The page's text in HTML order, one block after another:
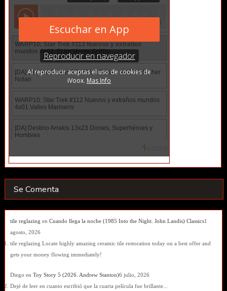
Se Comenta
tile reglazing en Cuando llega la noche (1985 Into the Night. John Landis) Classics1
agosto, 2026
tile reglazing Locate highly amazing ceramic tile restoration today on a best offer and
gets your money flowing immediately!
Diego en Toy Story 5 (2026. Andrew Stanton)6 julio, 2026
Dejé de leer en cuanto escribió que la cuarta película fue brillante...